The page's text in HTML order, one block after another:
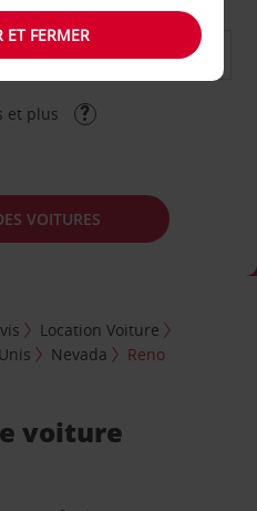
DATE DE FIN
et plus
VOITURES
Location Voiture
Nevada Reno
voiture
ET FERMER